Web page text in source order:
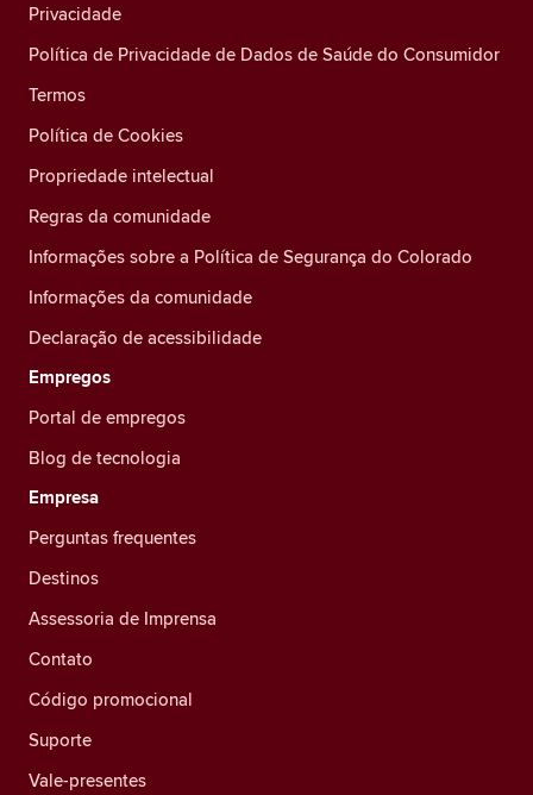
Privacidade
Política de Privacidade de Dados de Saúde do Consumidor
Termos
Política de Cookies
Propriedade intelectual
Regras da comunidade
Informações sobre a Política de Segurança do Colorado
Informações da comunidade
Declaração de acessibilidade
Empregos
Portal de empregos
Blog de tecnologia
Empresa
Perguntas frequentes
Destinos
Assessoria de Imprensa
Contato
Código promocional
Suporte
Vale-presentes